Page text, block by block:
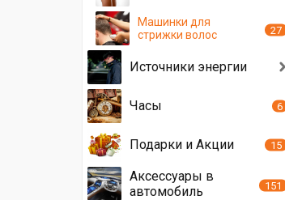
Машинки для
стрижки волос
27
Источники энергии
Часы 6
Подарки и Акции 15
Аксессуары в
автомобиль
151